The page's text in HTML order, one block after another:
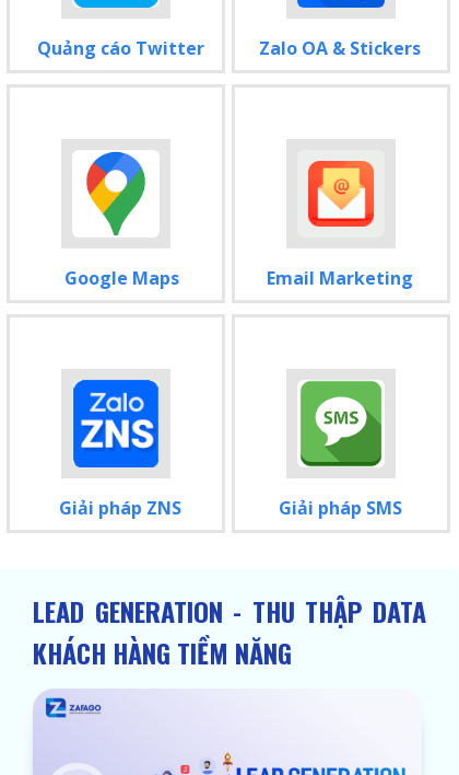
Quảng cáo Twitter Zalo OA & Stickers
Google Maps Email Marketing
Giải pháp ZNS Giải pháp SMS
LEAD GENERATION - THU THẬP DATA
KHÁCH HÀNG TIỀM NĂNG